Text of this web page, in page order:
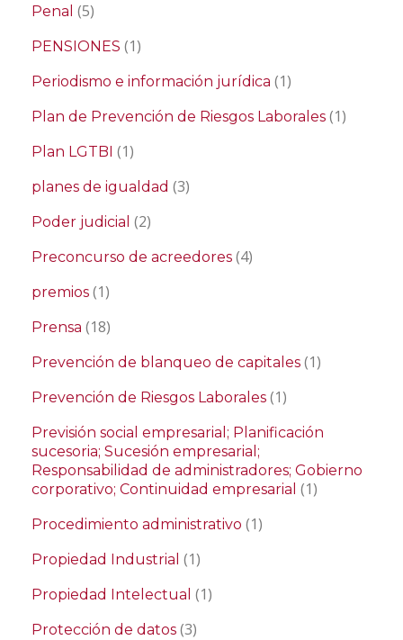
Penal (5)
PENSIONES (1)
Periodismo e información jurídica (1)
Plan de Prevención de Riesgos Laborales (1)
Plan LGTBI (1)
planes de igualdad (3)
Poder judicial (2)
Preconcurso de acreedores (4)
premios (1)
Prensa (18)
Prevención de blanqueo de capitales (1)
Prevención de Riesgos Laborales (1)
Previsión social empresarial; Planificación
sucesoria; Sucesión empresarial;
Responsabilidad de administradores; Gobierno
corporativo; Continuidad empresarial (1)
Procedimiento administrativo (1)
Propiedad Industrial (1)
Propiedad Intelectual (1)
Protección de datos (3)